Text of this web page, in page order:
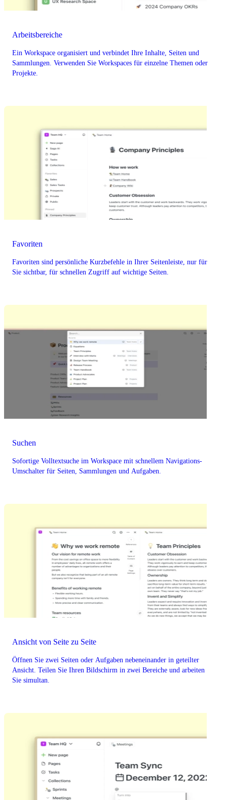
Arbeitsbereiche
Ein Workspace organisiert und verbindet Ihre Inhalte, Seiten und
Sammlungen. Verwenden Sie Workspaces für einzelne Themen oder
Projekte.
Favoriten
Favoriten sind persönliche Kurzbefehle in Ihrer Seitenleiste, nur für
Sie sichtbar, für schnellen Zugriff auf wichtige Seiten.
Suchen
Sofortige Volltextsuche im Workspace mit schnellem Navigations-
Umschalter für Seiten, Sammlungen und Aufgaben.
Ansicht von Seite zu Seite
Öffnen Sie zwei Seiten oder Aufgaben nebeneinander in geteilter
Ansicht. Teilen Sie Ihren Bildschirm in zwei Bereiche und arbeiten
Sie simultan.